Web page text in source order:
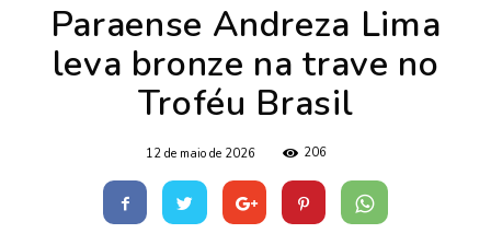
Paraense Andreza Lima
leva bronze na trave no
Troféu Brasil
12 de maio de 2026 206